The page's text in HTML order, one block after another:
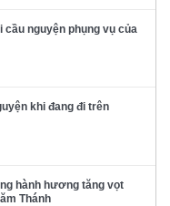
cầu nguyện phụng vụ của
khi đang đi trên
hành hương tăng vọt
Thánh